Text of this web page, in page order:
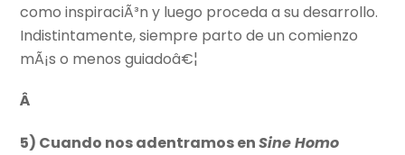
como inspiraciÃ³n y luego proceda a su desarrollo.
Indistintamente, siempre parto de un comienzo
mÃ¡s o menos guiadoâ€¦
Â
5) Cuando nos adentramos enSine Homo